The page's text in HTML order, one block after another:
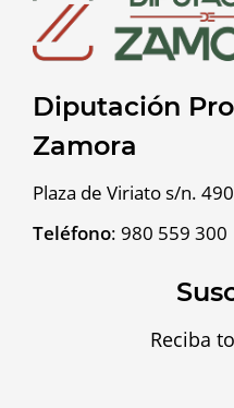
Diputación
Zamora
Plaza de Viriato s/n.
Teléfono: 980 559 300
Reciba